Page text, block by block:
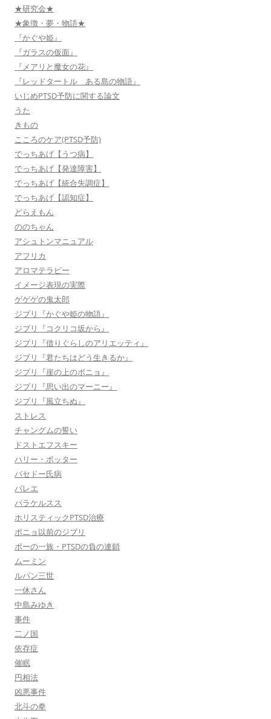
★研究会★
★象徴・夢・物語★
『かぐや姫』
『ガラスの仮面』
『メアリと魔女の花』
『レッドタートル ある島の物語』
いじめPTSD予防に関する論文
うた
きもの
こころのケア(PTSD予防)
でっちあげ【うつ病】
でっちあげ【発達障害】
でっちあげ【統合失調症】
でっちあげ【認知症】
どらえもん
ののちゃん
アシュトンマニュアル
アフリカ
アロマテラピー
イメージ表現の実際
ゲゲゲの鬼太郎
ジブリ『かぐや姫の物語』
ジブリ『コクリコ坂から』
ジブリ『借りぐらしのアリエッティ』
ジブリ『君たちはどう生きるか』
ジブリ『崖の上のポニョ』
ジブリ『思い出のマーニー』
ジブリ『風立ちぬ』
ストレス
チャングムの誓い
ドストエフスキー
ハリー・ポッター
バセドー氏病
バレエ
パラケルスス
ホリスティックPTSD治療
ポニョ以前のジブリ
ポーの一族・PTSDの負の連鎖
ムーミン
ルパン三世
一休さん
中島みゆき
事件
二ノ国
依存症
催眠
円相法
凶悪事件
北斗の拳